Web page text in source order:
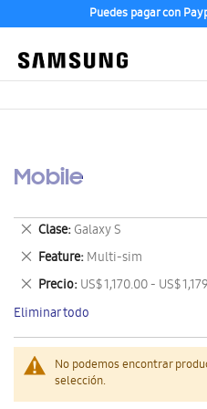
Puedes pagar con
Mobile
No podemos encontrar
selección.
Clase Galaxy S
Eliminar
este
artículo
Feature Multi-sim
Eliminar
este
artículo
Precio US$ 1,170.00 - US$
Eliminar
este
artículo
Eliminar todo